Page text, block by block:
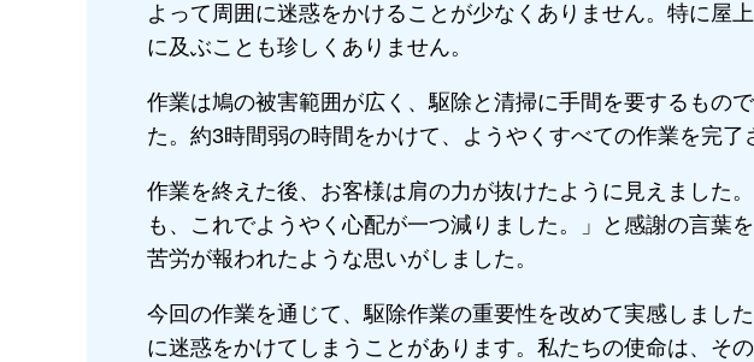
よって周囲に迷惑をかけることが少なくありません。特に屋
に及ぶことも珍しくありません。
作業は鳩の被害範囲が広く、駆除と清掃に手間を要するもの
た。約3時間弱の時間をかけて、ようやくすべての作業を完了
作業を終えた後、お客様は肩の力が抜けたように見えました
も、これでようやく心配が一つ減りました。」と感謝の言葉
苦労が報われたような思いがしました。
今回の作業を通じて、駆除作業の重要性を改めて実感しまし
に迷惑をかけてしまうことがあります。私たちの使命は、そ